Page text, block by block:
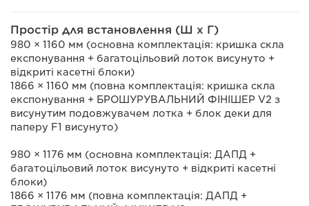
Простір для встановлення (Ш x Г)
980 × 1160 мм (основна комплектація: кришка скла
експонування + багатоцільовий лоток висунуто +
відкриті касетні блоки)
1866 × 1160 мм (повна комплектація: кришка скла
експонування + БРОШУРУВАЛЬНИЙ ФІНІШЕР V2 з
висунутим подовжувачем лотка + блок деки для
паперу F1 висунуто)
980 × 1176 мм (основна комплектація: ДАПД +
багатоцільовий лоток висунуто + відкриті касетні
блоки)
1866 × 1176 мм (повна комплектація: ДАПД +